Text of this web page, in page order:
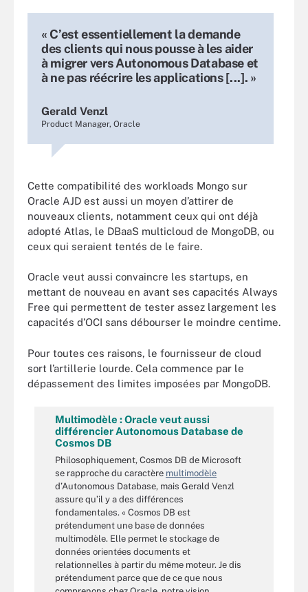
« C’est essentiellement la demande
des clients qui nous pousse à les aider
à migrer vers Autonomous Database et
à ne pas réécrire les applications [...]. »
Gerald Venzl
Product Manager, Oracle
Cette compatibilité des workloads Mongo sur
Oracle AJD est aussi un moyen d’attirer de
nouveaux clients, notamment ceux qui ont déjà
adopté Atlas, le DBaaS multicloud de MongoDB, ou
ceux qui seraient tentés de le faire.
Oracle veut aussi convaincre les startups, en
mettant de nouveau en avant ses capacités Always
Free qui permettent de tester assez largement les
capacités d’OCI sans débourser le moindre centime.
Pour toutes ces raisons, le fournisseur de cloud
sort l’artillerie lourde. Cela commence par le
dépassement des limites imposées par MongoDB.
Multimodèle : Oracle veut aussi
différencier Autonomous Database de
Cosmos DB
Philosophiquement, Cosmos DB de Microsoft
se rapproche du caractère multimodèle
d’Autonomous Database, mais Gerald Venzl
assure qu’il y a des différences
fondamentales. « Cosmos DB est
prétendument une base de données
multimodèle. Elle permet le stockage de
données orientées documents et
relationnelles à partir du même moteur. Je dis
prétendument parce que de ce que nous